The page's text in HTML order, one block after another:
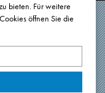
bieten. Für weitere
öffnen Sie die